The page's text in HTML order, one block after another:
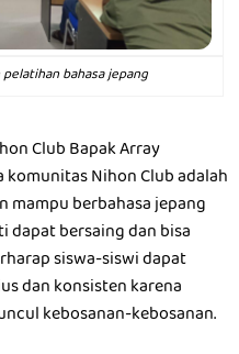
bahasa jepang
Club Bapak Array
Nihon Club adalah
mampu berbahasa jepang
dapat bersaing dan bisa
siswa-siswi dapat
dan konsisten karena
kebosanan-kebosanan.